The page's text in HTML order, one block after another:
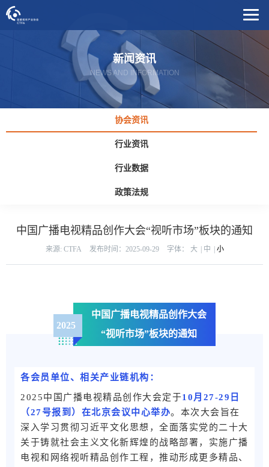
新闻资讯
NEWS AND INFORMATION
协会资讯
行业资讯
行业数据
政策法规
中国广播电视精品创作大会“视听市场”板块的通知
来源: CTFA 发布时间：2025-09-29 字体： 大 中 小
2025
中国广播电视精品创作大会
“视听市场”板块的通知
各会员单位、相关产业链机构：
2025中国广播电视精品创作大会定于10月27-29日
（27号报到）在北京会议中心举办。本次大会旨在
深入学习贯彻习近平文化思想，全面落实党的二十大
关于铸就社会主义文化新辉煌的战略部署，实施广播
电视和网络视听精品创作工程，推动形成更多精品、